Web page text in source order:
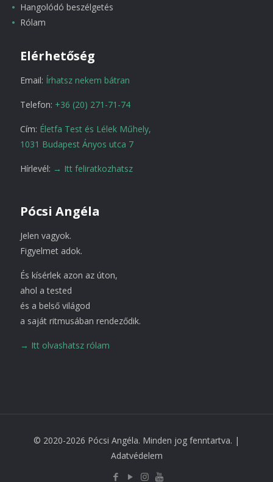
Hangolódó beszélgetés
Rólam
Elérhetőség
Email: Írhatsz nekem bátran
Telefon: +36 (20) 271-71-74
Cím: Életfa Test és Lélek Műhely,
1031 Budapest Ányos utca 7
Hírlevél: → Itt feliratkozhatsz
Pócsi Angéla
Jelen vagyok.
Figyelmet adok.
És kísérlek azon az úton,
ahol a tested
és a belső világod
a saját ritmusában rendeződik.
→ Itt olvashatsz rólam
© 2020-2026 Pócsi Angéla. Minden jog fenntartva. |
Adatvédelem